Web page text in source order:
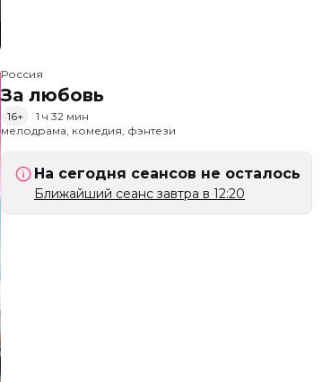
Россия
За любовь
16+
1 ч 32 мин
мелодрама, комедия, фэнтези
На сегодня сеансов не осталось
Ближайший сеанс завтра в 12:20